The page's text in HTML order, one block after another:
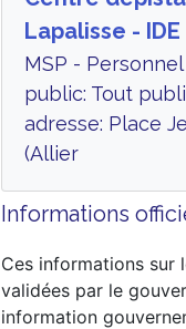
Lapalisse -
MSP -
public: Tout
adresse: Place
(Allier
Informations
Ces informations sur
validées par le
information